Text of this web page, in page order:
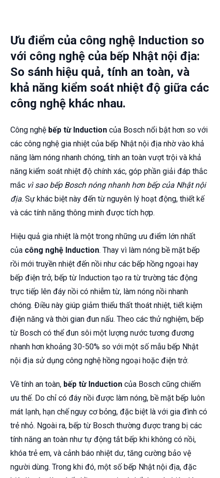
Ưu điểm của công nghệ Induction so
với công nghệ của bếp Nhật nội địa:
So sánh hiệu quả, tính an toàn, và
khả năng kiểm soát nhiệt độ giữa các
công nghệ khác nhau.
Công nghệ bếp từ Induction của Bosch nổi bật hơn so với
các công nghệ gia nhiệt của bếp Nhật nội địa nhờ vào khả
năng làm nóng nhanh chóng, tính an toàn vượt trội và khả
năng kiểm soát nhiệt độ chính xác, góp phần giải đáp thắc
mắc vì sao bếp Bosch nóng nhanh hơn bếp của Nhật nội
địa. Sự khác biệt này đến từ nguyên lý hoạt động, thiết kế
và các tính năng thông minh được tích hợp.
Hiệu quả gia nhiệt là một trong những ưu điểm lớn nhất
của công nghệ Induction. Thay vì làm nóng bề mặt bếp
rồi mới truyền nhiệt đến nồi như các bếp hồng ngoại hay
bếp điện trở, bếp từ Induction tạo ra từ trường tác động
trực tiếp lên đáy nồi có nhiễm từ, làm nóng nồi nhanh
chóng. Điều này giúp giảm thiểu thất thoát nhiệt, tiết kiệm
điện năng và thời gian đun nấu. Theo các thử nghiệm, bếp
từ Bosch có thể đun sôi một lượng nước tương đương
nhanh hơn khoảng 30-50% so với một số mẫu bếp Nhật
nội địa sử dụng công nghệ hồng ngoại hoặc điện trở.
Về tính an toàn, bếp từ Induction của Bosch cũng chiếm
ưu thế. Do chỉ có đáy nồi được làm nóng, bề mặt bếp luôn
mát lạnh, hạn chế nguy cơ bỏng, đặc biệt là với gia đình có
trẻ nhỏ. Ngoài ra, bếp từ Bosch thường được trang bị các
tính năng an toàn như tự động tắt bếp khi không có nồi,
khóa trẻ em, và cảnh báo nhiệt dư, tăng cường bảo vệ
người dùng. Trong khi đó, một số bếp Nhật nội địa, đặc